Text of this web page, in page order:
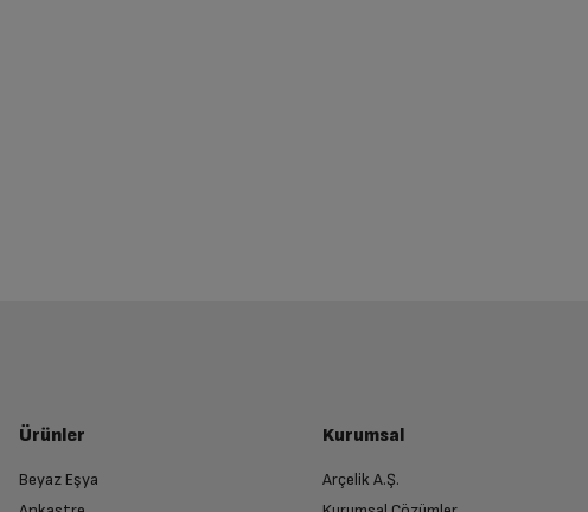
Ürünler
Beyaz Eşya
Kurumsal
Arçelik A.Ş.